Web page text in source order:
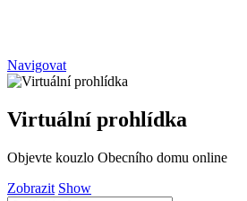
Navigovat
Virtuální prohlídka
Objevte kouzlo Obecního domu online
Zobrazit Show